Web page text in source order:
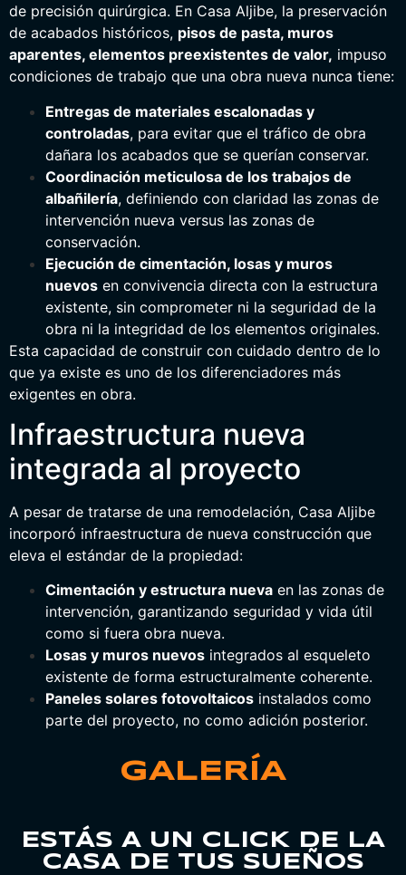
de precisión quirúrgica. En Casa Aljibe, la preservación
de acabados históricos, pisos de pasta, muros
aparentes, elementos preexistentes de valor, impuso
condiciones de trabajo que una obra nueva nunca tiene:
Entregas de materiales escalonadas y
controladas, para evitar que el tráfico de obra
dañara los acabados que se querían conservar.
Coordinación meticulosa de los trabajos de
albañilería, definiendo con claridad las zonas de
intervención nueva versus las zonas de
conservación.
Ejecución de cimentación, losas y muros
nuevos en convivencia directa con la estructura
existente, sin comprometer ni la seguridad de la
obra ni la integridad de los elementos originales.
Esta capacidad de construir con cuidado dentro de lo
que ya existe es uno de los diferenciadores más
exigentes en obra.
Infraestructura nueva
integrada al proyecto
A pesar de tratarse de una remodelación, Casa Aljibe
incorporó infraestructura de nueva construcción que
eleva el estándar de la propiedad:
Cimentación y estructura nueva en las zonas de
intervención, garantizando seguridad y vida útil
como si fuera obra nueva.
Losas y muros nuevos integrados al esqueleto
existente de forma estructuralmente coherente.
Paneles solares fotovoltaicos instalados como
parte del proyecto, no como adición posterior.
GALERÍA
ESTÁS A UN CLICK DE LA
CASA DE TUS SUEÑOS